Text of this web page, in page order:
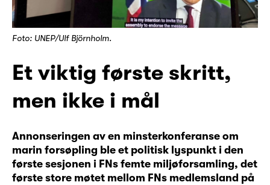
Foto: UNEP/Ulf Björnholm.
Et viktig første skritt,
men ikke i mål
Annonseringen av en minsterkonferanse om
marin forsøpling ble et politisk lyspunkt i den
første sesjonen i FNs femte miljøforsamling, det
første store møtet mellom FNs medlemsland på